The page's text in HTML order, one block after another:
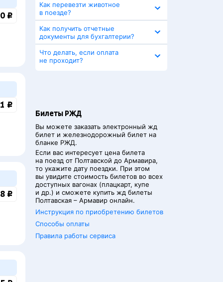
₽
₽
₽
Как перевезти животное
в поезде?
Как получить отчетные
документы для бухгалтерии?
Что делать, если оплата
не проходит?
Билеты РЖД
Вы можете заказать электронный жд
билет и железнодорожный билет на
бланке РЖД.
Если вас интересует цена билета
на поезд от Полтавской до Армавира,
то укажите дату поездки. При этом
вы увидите стоимость билетов во всех
доступных вагонах (плацкарт, купе
и др.) и сможете купить жд билеты
Полтавская – Армавир онлайн.
Инструкция по приобретению билетов
Способы оплаты
Правила работы сервиса